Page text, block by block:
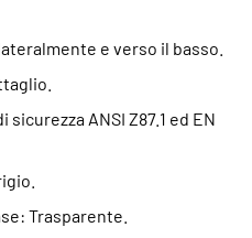
e verso il basso.
ANSI Z87.1 ed EN
Trasparente.